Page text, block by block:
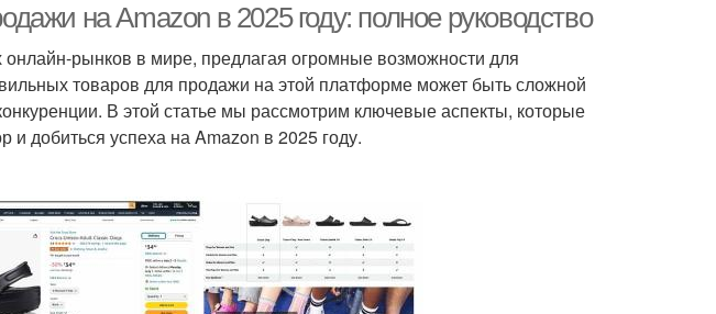
на Amazon в 2025 году: полное руководство
рынков в мире, предлагая огромные возможности для
товаров для продажи на этой платформе может быть сложной
В этой статье мы рассмотрим ключевые аспекты, которые
добиться успеха на Amazon в 2025 году.